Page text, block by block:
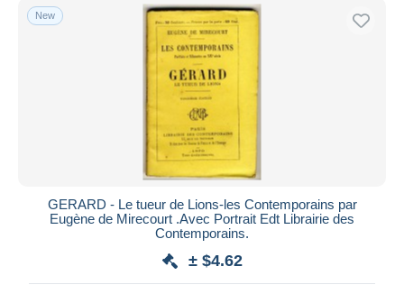
New
GERARD - Le tueur de Lions-les Contemporains par
Eugène de Mirecourt .Avec Portrait Edt Librairie des
Contemporains.
± $4.62